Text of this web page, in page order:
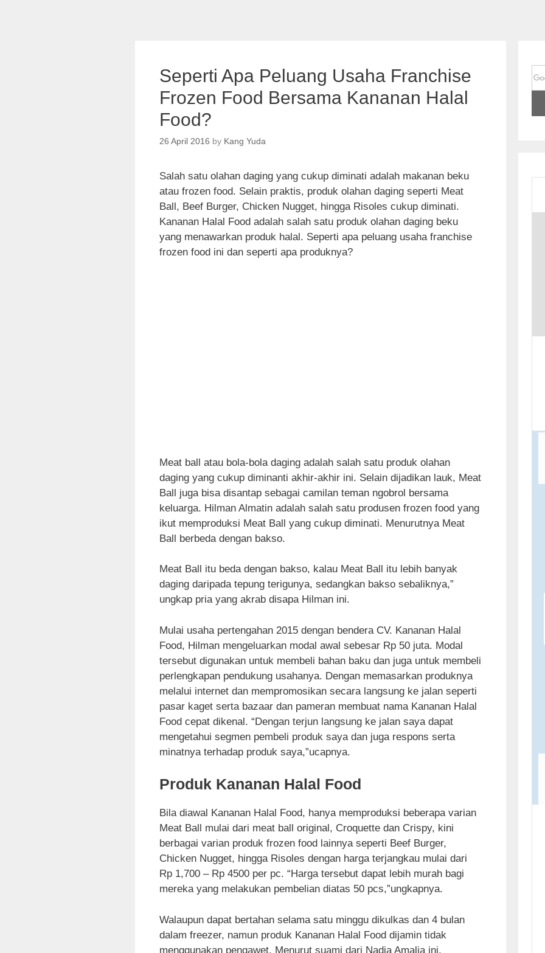
Seperti Apa Peluang Usaha Franchise
Frozen Food Bersama Kananan Halal
Food?
26 April 2016 by Kang Yuda
Salah satu olahan daging yang cukup diminati adalah makanan beku
atau frozen food. Selain praktis, produk olahan daging seperti Meat
Ball, Beef Burger, Chicken Nugget, hingga Risoles cukup diminati.
Kananan Halal Food adalah salah satu produk olahan daging beku
yang menawarkan produk halal. Seperti apa peluang usaha franchise
frozen food ini dan seperti apa produknya?
Meat ball atau bola-bola daging adalah salah satu produk olahan
daging yang cukup diminanti akhir-akhir ini. Selain dijadikan lauk, Meat
Ball juga bisa disantap sebagai camilan teman ngobrol bersama
keluarga. Hilman Almatin adalah salah satu produsen frozen food yang
ikut memproduksi Meat Ball yang cukup diminati. Menurutnya Meat
Ball berbeda dengan bakso.
Meat Ball itu beda dengan bakso, kalau Meat Ball itu lebih banyak
daging daripada tepung terigunya, sedangkan bakso sebaliknya,”
ungkap pria yang akrab disapa Hilman ini.
Mulai usaha pertengahan 2015 dengan bendera CV. Kananan Halal
Food, Hilman mengeluarkan modal awal sebesar Rp 50 juta. Modal
tersebut digunakan untuk membeli bahan baku dan juga untuk membeli
perlengkapan pendukung usahanya. Dengan memasarkan produknya
melalui internet dan mempromosikan secara langsung ke jalan seperti
pasar kaget serta bazaar dan pameran membuat nama Kananan Halal
Food cepat dikenal. “Dengan terjun langsung ke jalan saya dapat
mengetahui segmen pembeli produk saya dan juga respons serta
minatnya terhadap produk saya,”ucapnya.
Produk Kananan Halal Food
Bila diawal Kananan Halal Food, hanya memproduksi beberapa varian
Meat Ball mulai dari meat ball original, Croquette dan Crispy, kini
berbagai varian produk frozen food lainnya seperti Beef Burger,
Chicken Nugget, hingga Risoles dengan harga terjangkau mulai dari
Rp 1,700 – Rp 4500 per pc. “Harga tersebut dapat lebih murah bagi
mereka yang melakukan pembelian diatas 50 pcs,”ungkapnya.
Walaupun dapat bertahan selama satu minggu dikulkas dan 4 bulan
dalam freezer, namun produk Kananan Halal Food dijamin tidak
menggunakan pengawet. Menurut suami dari Nadia Amalia ini,